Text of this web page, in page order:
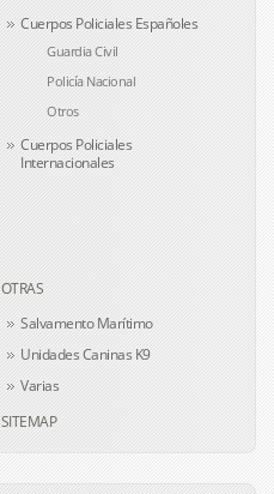
Cuerpos Policiales Españoles
Guardia Civil
Policía Nacional
Otros
Cuerpos Policiales
Internacionales
OTRAS
Salvamento Marítimo
Unidades Caninas K9
Varias
SITEMAP